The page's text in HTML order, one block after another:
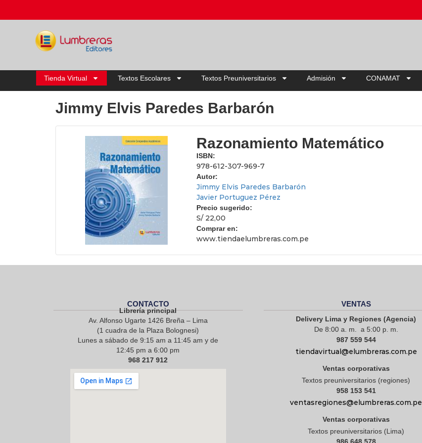
Tienda Virtual Textos Escolares Textos Preuniversitarios Admisión CONAMAT
Jimmy Elvis Paredes Barbarón
Razonamiento Matemático
ISBN:
978-612-307-969-7
Autor:
Jimmy Elvis Paredes Barbarón
Javier Portuguez Pérez
Precio sugerido:
S/ 22,00
Comprar en:
www.tiendaelumbreras.com.pe
CONTACTO
Librería principal
Av. Alfonso Ugarte 1426 Breña – Lima
(1 cuadra de la Plaza Bolognesi)
Lunes a sábado de 9:15 am a 11:45 am y de
12:45 pm a 6:00 pm
968 217 912
VENTAS
Delivery Lima y Regiones (Agencia)
De 8:00 a. m. a 5:00 p. m.
987 559 544
tiendavirtual@elumbreras.com.pe
Ventas corporativas
Textos preuniversitarios (regiones)
958 153 541
ventasregiones@elumbreras.com.pe
Ventas corporativas
Textos preuniversitarios (Lima)